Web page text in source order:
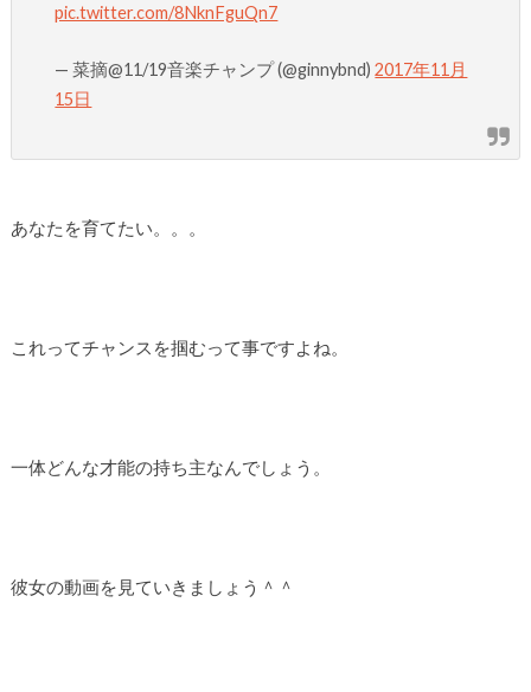
pic.twitter.com/8NknFguQn7
— 菜摘@11/19音楽チャンプ (@ginnybnd)2017年11月
15日
あなたを育てたい。。。
これってチャンスを掴むって事ですよね。
一体どんな才能の持ち主なんでしょう。
彼女の動画を見ていきましょう＾＾